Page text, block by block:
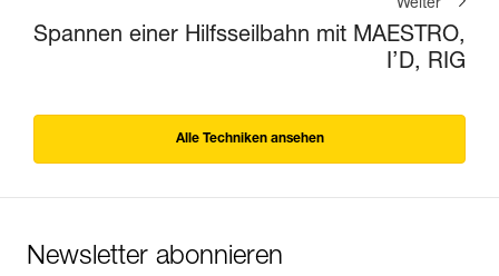
Weiter
Spannen einer Hilfsseilbahn mit MAESTRO,
I’D, RIG
Alle Techniken ansehen
Newsletter abonnieren